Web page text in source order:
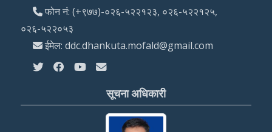
फोन नं: (+९७७)-०२६-५२२१२३, ०२६-५२२१२५,
०२६-५२२०५३
ईमेल: ddc.dhankuta.mofald@gmail.com
सूचना अधिकारी